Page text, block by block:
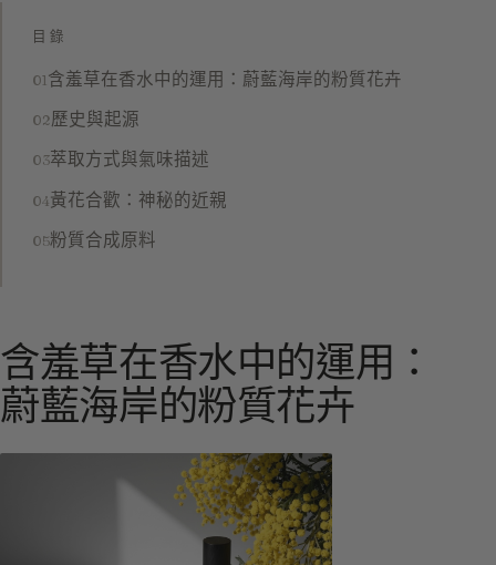
目錄
含羞草在香水中的運用：蔚藍海岸的粉質花卉
歷史與起源
萃取方式與氣味描述
黃花合歡：神秘的近親
粉質合成原料
含羞草在香水中的運用：
蔚藍海岸的粉質花卉